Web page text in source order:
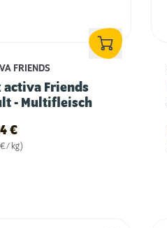
FRIENDS
activa Friends
- Multifleisch
€
/ kg)